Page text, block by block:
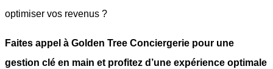
optimiser vos revenus ?
Faites appel à Golden Tree Conciergerie pour une
gestion clé en main et profitez d’une expérience optimale